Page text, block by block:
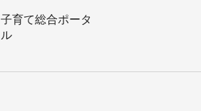
子育て総合ポータ
ル